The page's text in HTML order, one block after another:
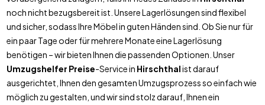
noch nicht bezugsbereit ist. Unsere Lagerlösungen sind flexibel
und sicher, sodass Ihre Möbel in guten Händen sind. Ob Sie nur für
ein paar Tage oder für mehrere Monate eine Lagerlösung
benötigen – wir bieten Ihnen die passenden Optionen. Unser
Umzugshelfer Preise-Service in Hirschthalist darauf
ausgerichtet, Ihnen den gesamten Umzugsprozess so einfach wie
möglich zu gestalten, und wir sind stolz darauf, Ihnen ein